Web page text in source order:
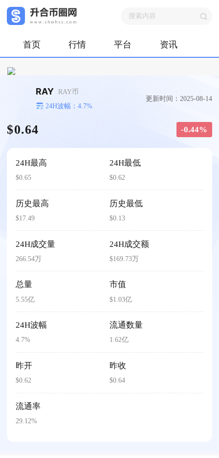
首页 行情 平台 资讯
RAY RAY币
24H波幅：4.7%
更新时间：2025-08-14
$0.64 -0.44%
24H最高
$0.65
24H最低
$0.62
历史最高
$17.49
历史最低
$0.13
24H成交量
266.54万
24H成交额
$169.73万
总量
5.55亿
市值
$1.03亿
24H波幅
4.7%
流通数量
1.62亿
昨开
$0.62
昨收
$0.64
流通率
29.12%